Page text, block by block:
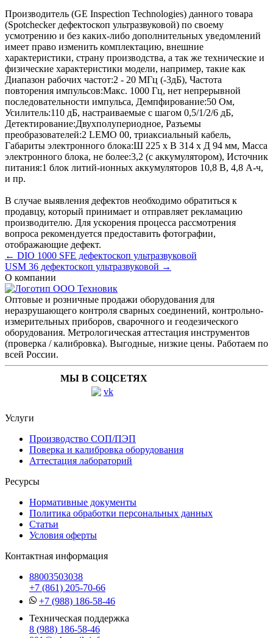
Производитель (GE Inspection Technologies) данного товара
(Spotchecker дефектоскоп ультразвуковой) по своему
усмотрению и без каких-либо дополнительных уведомлений
имеет право изменить комплектацию, внешние
характеристики, страну производства, а так же технические и
физические характеристики модели, например, такие как
Диапазон рабочих частот:2 - 20 МГц (-3дБ), Частота
повторения импульсов:Макс. 1000 Гц, нет непрерывной
последовательности импульса, Демпфирование:50 Ом,
Усилитель:110 дБ, настраиваемые с шагом 0,5/1/2/6 дБ,
Детектирование:Двухполупериодное, Разъемы
преобразователей:2 LEMO 00, триаксиальный кабель,
Габариты электронного блока:Ш 225 x В 314 x Д 94 мм, Масса
электронного блока, не более:3,2 (с аккумулятором), Источник
питания:1 блок литий-ионных аккумуляторов 10,8 В, 4,8 А-ч,
и пр.
В случае выявления дефектов необходимо обратиться к
продавцу, который принимает и отправляет рекламацию
производителю. Для ускорения процесса рассмотрения
вопроса рекомендуется предоставить фотографии,
отображающие дефект.
← DIO 1000 SFE дефектоскоп ультразвуковой
USM 36 дефектоскоп ультразвуковой →
О компании
Оптовые и розничные продажи оборудования для
неразрушающего контроля сварных соединений, контрольно-
измерительных приборов, сварочного и геодезического
оборудования. Метрологическая аттестация инструментов
(проверка / калибровка). Выгодные, низкие цены. Работаем по
всей России.
МЫ В СОЦСЕТЯХ
Услуги
Производство СОП/ПЭП
Поверка и калибровка оборудования
Аттестация лабораторий
Ресурсы
Нормативные документы
Политика обработки персональных данных
Статьи
Условия оферты
Контактная информация
88003503038
+7 (861) 205-70-66
+7 (988) 186-58-46
Техническая поддержка
8 (988) 186-58-46